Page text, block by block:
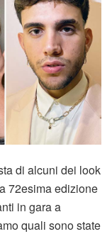
di alcuni dei look
72esima edizione
in gara a
quali sono state